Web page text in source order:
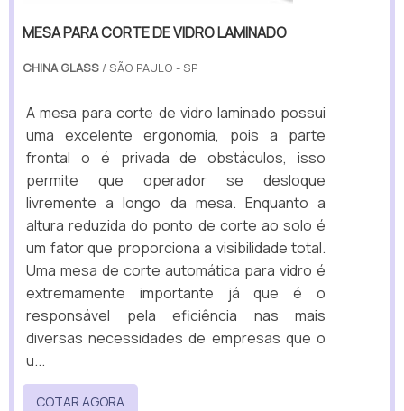
MESA PARA CORTE DE VIDRO LAMINADO
CHINA GLASS / SÃO PAULO - SP
A mesa para corte de vidro laminado possui
uma excelente ergonomia, pois a parte
frontal o é privada de obstáculos, isso
permite que operador se desloque
livremente a longo da mesa. Enquanto a
altura reduzida do ponto de corte ao solo é
um fator que proporciona a visibilidade total.
Uma mesa de corte automática para vidro é
extremamente importante já que é o
responsável pela eficiência nas mais
diversas necessidades de empresas que o
u...
COTAR AGORA